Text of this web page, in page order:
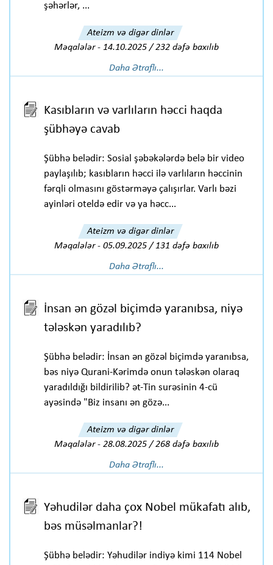
şəhərlər, ...
Ateizm və digər dinlər
Məqalələr- 14.10.2025 / 232 dəfə baxılıb
Daha Ətraflı...
Kasıbların və varlıların həcci haqda
şübhəyə cavab
Şübhə belədir: Sosial şəbəkələrdə belə bir video
paylaşılıb; kasıbların həcci ilə varlıların həccinin
fərqli olmasını göstərməyə çalışırlar. Varlı bəzi
ayinləri oteldə edir və ya həcc...
Ateizm və digər dinlər
Məqalələr- 05.09.2025 / 131 dəfə baxılıb
Daha Ətraflı...
İnsan ən gözəl biçimdə yaranıbsa, niyə
tələskən yaradılıb?
Şübhə belədir: İnsan ən gözəl biçimdə yaranıbsa,
bəs niyə Qurani-Kərimdə onun tələskən olaraq
yaradıldığı bildirilib? ət-Tin surəsinin 4-cü
ayəsində "Biz insanı ən gözə...
Ateizm və digər dinlər
Məqalələr- 28.08.2025 / 268 dəfə baxılıb
Daha Ətraflı...
Yəhudilər daha çox Nobel mükafatı alıb,
bəs müsəlmanlar?!
Şübhə belədir: Yəhudilər indiyə kimi 114 Nobel